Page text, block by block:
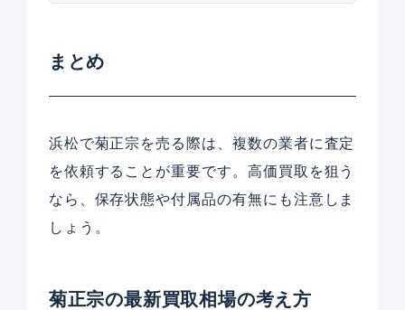
まとめ
浜松で菊正宗を売る際は、複数の業者に査定
を依頼することが重要です。高価買取を狙う
なら、保存状態や付属品の有無にも注意しま
しょう。
菊正宗の最新買取相場の考え方